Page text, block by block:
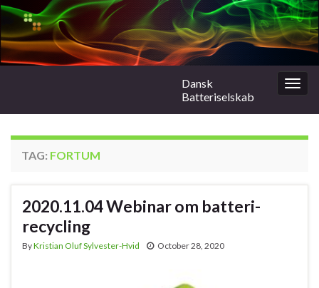
Dansk
Batteriselskab
TAG: FORTUM
2020.11.04 Webinar om batteri-
recycling
ByKristian Oluf Sylvester-Hvid October 28, 2020